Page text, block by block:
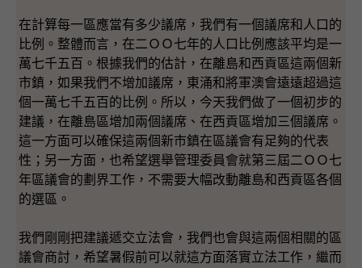
在計算每一區應當有多少議席，我們有一個議席和人口的
比例。整體而言，在二ＯＯ七年的人口比例應該平均是一
萬七千五百。根據我們的估計，在離島和西貢區這兩個新
市鎮，如果我們不增加議席，東涌和將軍澳會遠遠超過這
個一萬七千五百的比例。所以，今天我們做了一個初步的
建議，在離島區增加兩個議席、在西貢區增加三個議席。
這一方面可以確保這兩個新市鎮在區議會有足夠的代表
性；另一方面，也希望選舉管理委員會就第三屆二ＯＯ七
年區議會的劃界工作，不需要大幅改動離島和西貢區各個
的選區。
我們剛剛把建議遞交立法會，我們也會與這兩個相關的區
議會商討，希望暑假前可以就這方面落實立法工作，繼而